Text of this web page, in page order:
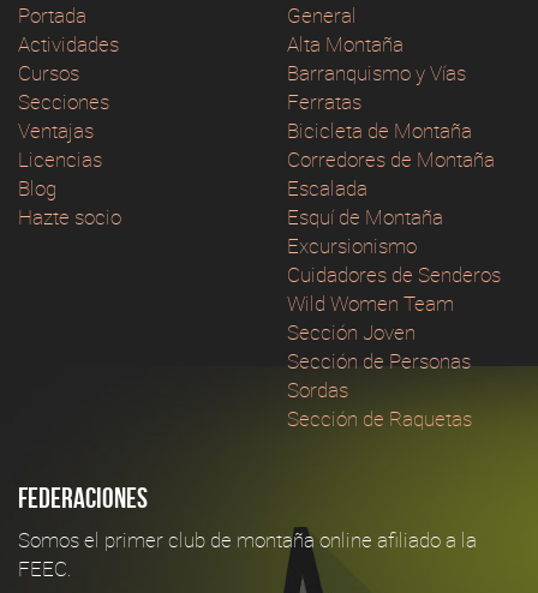
Portada
Actividades
Cursos
Secciones
Ventajas
Licencias
Blog
Hazte socio
General
Alta Montaña
Barranquismo y Vías
Ferratas
Bicicleta de Montaña
Corredores de Montaña
Escalada
Esquí de Montaña
Excursionismo
Cuidadores de Senderos
Wild Women Team
Sección Joven
Sección de Personas
Sordas
Sección de Raquetas
Federaciones
Somos el primer club de montaña online afiliado a la
FEEC.